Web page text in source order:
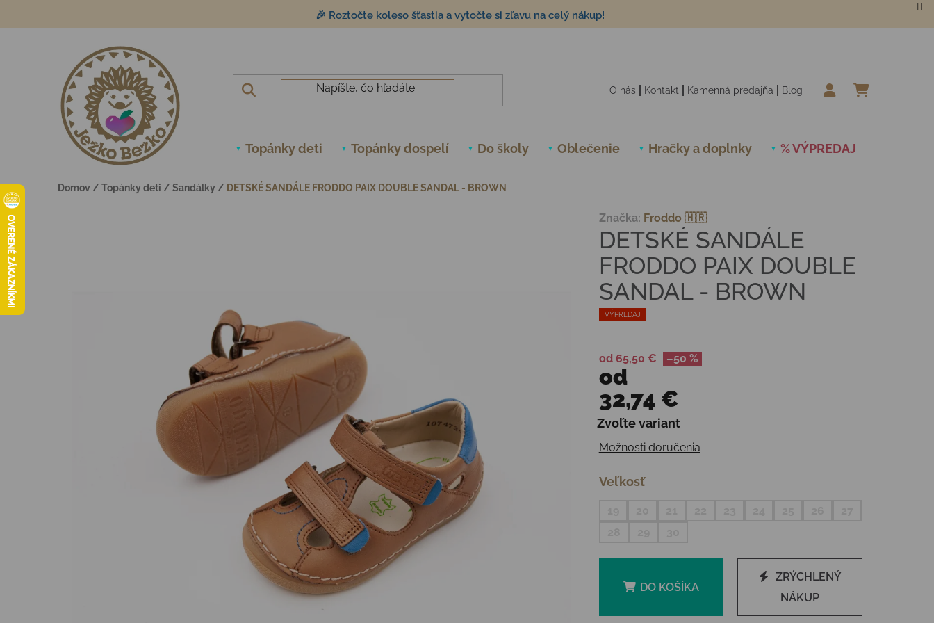
🎉 Roztočte koleso šťastia a vytočte si zľavu na celý nákup!
O nás Kontakt Kamenná predajňa Blog
Topánky deti Topánky dospelí Do školy Oblečenie Hračky a doplnky % VÝPREDAJ
Domov / Topánky deti / Sandálky / DETSKÉ SANDÁLE FRODDO PAIX DOUBLE SANDAL - BROWN
VÝPREDAJ
DETSKÉ SANDÁLE
FRODDO PAIX DOUBLE
SANDAL - BROWN
Značka: Froddo 🇭🇷
od 65,50 € –50 %
od
32,74 €
Jednotková cena:
Zvoľte variant
Možnosti doručenia
Veľkosť
DO KOŠÍKA
ZRÝCHLENÝ
NÁKUP